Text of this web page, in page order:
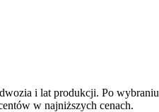
i lat produkcji. Po
w najniższych cenach.